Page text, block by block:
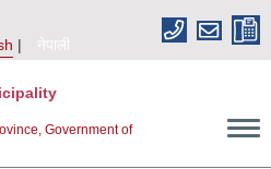
नेपाली
Government of